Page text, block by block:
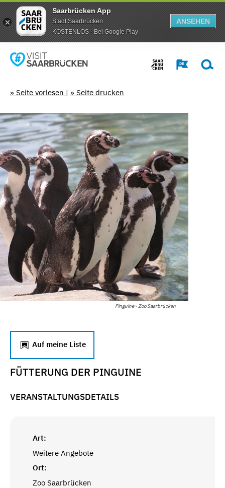
Saarbrücken App
Stadt Saarbrücken
KOSTENLOS - Bei Google Play
ANSEHEN
» Seite vorlesen | » Seite drucken
Pinguine - Zoo Saarbrücken
Auf meine Liste
FÜTTERUNG DER PINGUINE
VERANSTALTUNGSDETAILS
Art:
Weitere Angebote
Ort:
Zoo Saarbrücken